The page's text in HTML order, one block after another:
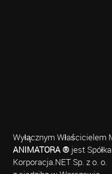
Wyłącznym Właścicielem
ANIMATORA ®jest
Korporacja.NET Sp. z o. o.